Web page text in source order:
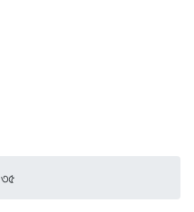
৩৫